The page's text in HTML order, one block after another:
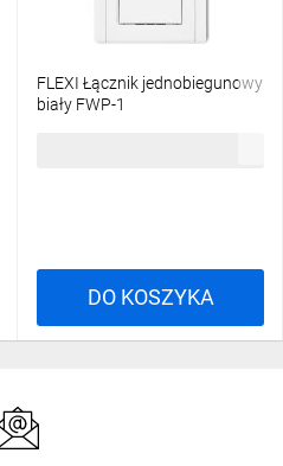
FLEXI Łącznik jednobiegunowy
biały FWP-1
DO KOSZYKA